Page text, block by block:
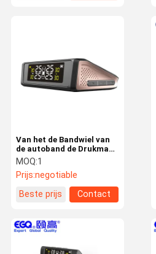
Van het de Bandwiel van
de autoband de Drukmaat
Draadloze Zonne
Aangedreven TPMS
MOQ:1
Prijs:negotiable
Beste prijs
Contact